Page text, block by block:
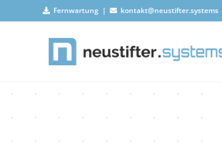
Fernwartung | kontakt@neustifter.systems